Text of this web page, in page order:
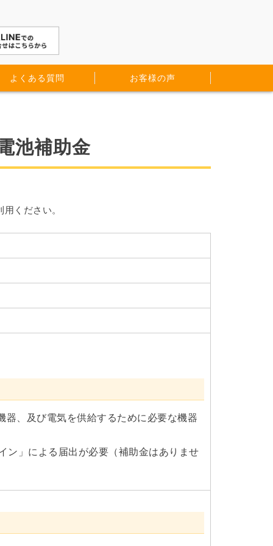
よくある質問 お客様の声
池補助金
ください。
器、及び電気を供給するために必要な機器
ン」による届出が必要（補助金はありませ